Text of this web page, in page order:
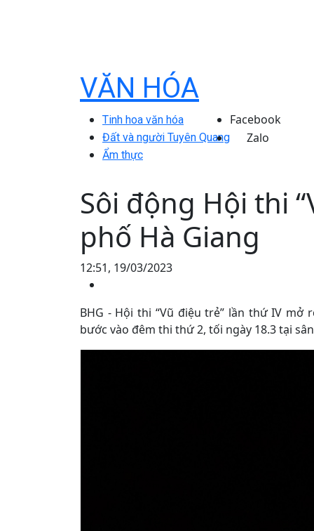
VĂN HÓA
Tinh hoa văn hóa
Đất và người Tuyên Quang
Ẩm thực
Facebook
Zalo
Sôi động Hội thi
phố Hà Giang
12:51, 19/03/2023
BHG - Hội thi “Vũ điệu trẻ” lần thứ IV
bước vào đêm thi thứ 2, tối ngày 18.3 tại